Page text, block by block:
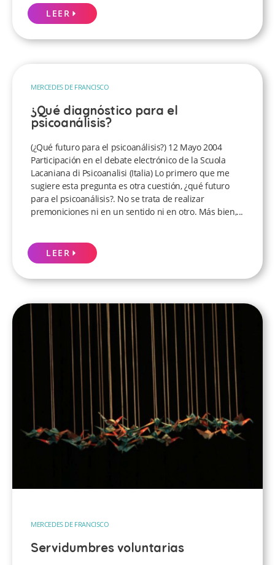
LEER
MERCEDES DE FRANCISCO
¿Qué diagnóstico para el
psicoanálisis?
(¿Qué futuro para el psicoanálisis?) 12 Mayo 2004
Participación en el debate electrónico de la Scuola
Lacaniana di Psicoanalisi (Italia) Lo primero que me
sugiere esta pregunta es otra cuestión, ¿qué futuro
para el psicoanálisis?. No se trata de realizar
premoniciones ni en un sentido ni en otro. Más bien,...
LEER
MERCEDES DE FRANCISCO
Servidumbres voluntarias